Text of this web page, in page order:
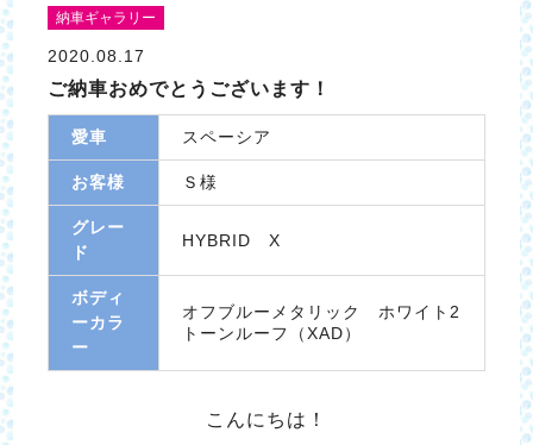
納車ギャラリー
2020.08.17
ご納車おめでとうございます！
愛車 スペーシア
お客様 Ｓ様
グレー
ド
HYBRID X
ボディ
ーカラ
ー
オフブルーメタリック ホワイト2
トーンルーフ（XAD）
こんにちは！